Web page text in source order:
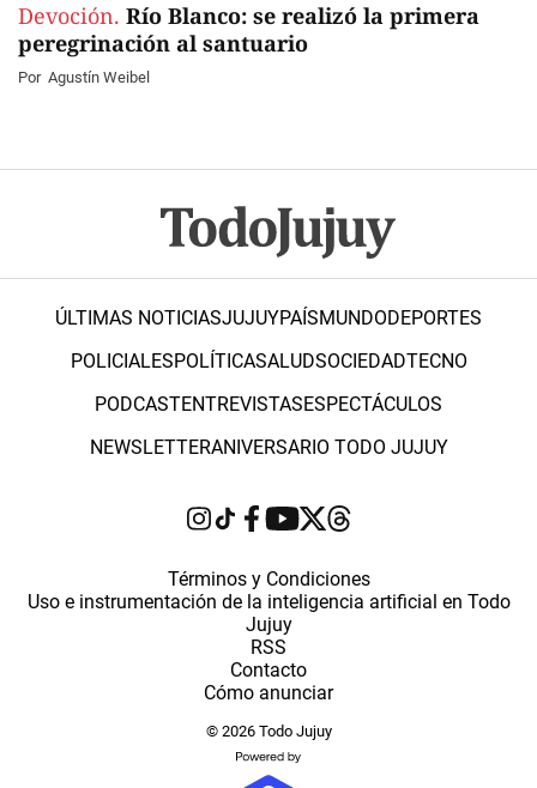
Devoción. Río Blanco: se realizó la primera
peregrinación al santuario
Por Agustín Weibel
ÚLTIMAS NOTICIASJUJUYPAÍSMUNDODEPORTES
POLICIALESPOLÍTICASALUDSOCIEDADTECNO
PODCASTENTREVISTASESPECTÁCULOS
NEWSLETTERANIVERSARIO TODO JUJUY
Términos y Condiciones
Uso e instrumentación de la inteligencia artificial en Todo
Jujuy
RSS
Contacto
Cómo anunciar
© 2026 Todo Jujuy